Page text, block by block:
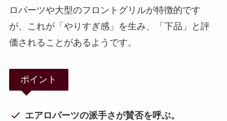
ロパーツや大型のフロントグリルが特徴的です
が、これが「やりすぎ感」を生み、「下品」と評
価されることがあるようです。
ポイント
エアロパーツの派手さが賛否を呼ぶ。